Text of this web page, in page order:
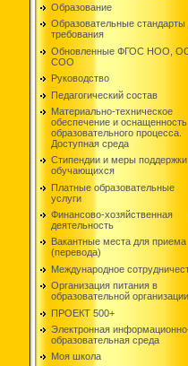
Образование
Образовательные стандарты
требования
Обновленные ФГОС НОО,
СОО
Руководство
Педагогический состав
Материально-техническое
обеспечение и оснащенность
образовательного процесса.
Доступная среда
Стипендии и меры поддержки
обучающихся
Платные образовательные
услуги
Финансово-хозяйственная
деятельность
Вакантные места для приема
(перевода)
Международное
Организация питания в
образовательной организации
ПРОЕКТ 500+
Электронная
образовательная среда
Моя школа